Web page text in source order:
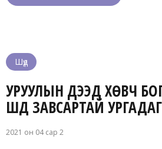
Шүд
УРУУЛЫН ДЭЭД ХӨВЧ
ШҮД ЗАВСАРТАЙ УРГАДАГ
2021 он 04 сар 2